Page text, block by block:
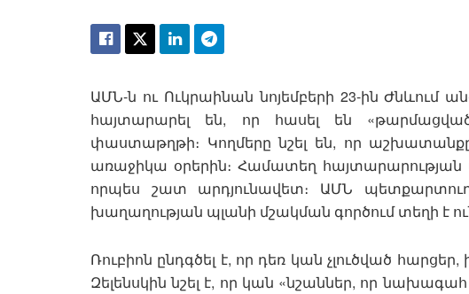
ԱՄՆ-ն ու Ուկրաինան նոյեմբերի 23-ին Ժնևում
հայտարարել են, որ հասել են
փաստաթղթի։ Կողմերը նշել են, որ աշխատանքը
առաջիկա օրերին։ Համատեղ հայտարարության
որպես շատ արդյունավետ։ ԱՄՆ
խաղաղության պլանի մշակման գործում տեղի է
Ռուբիոն ընդգծել է, որ դեռ կան չլուծված
Զելենսկին նշել է, որ կան «նշաններ, որ